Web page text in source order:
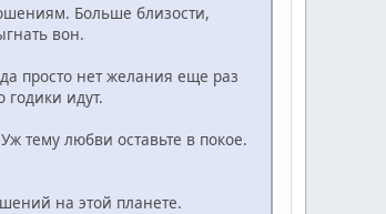
Больше близости,
вон.
просто нет желания еще раз
годики идут.
тему любви оставьте в покое.
на этой планете.